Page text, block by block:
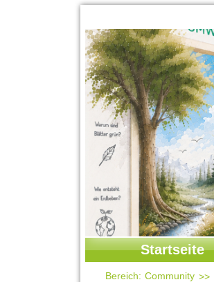
Startseite
Startseite
Bereich: Community